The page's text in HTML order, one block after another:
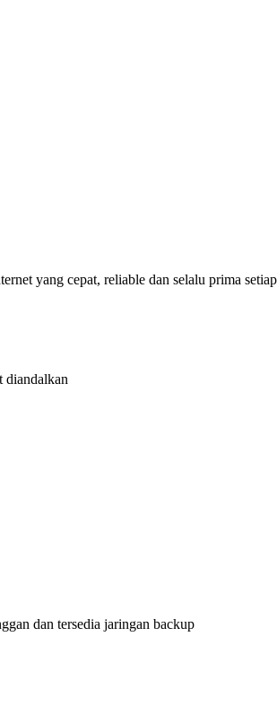
yang cepat, reliable dan selalu prima
diandalkan
dan tersedia jaringan backup